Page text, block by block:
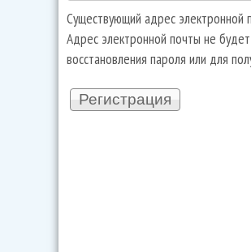
Существующий адрес электронной
Адрес электронной почты не
восстановления пароля или для